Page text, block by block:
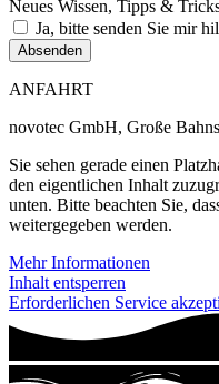
Neues Wissen, Tipps &
Ja, bitte senden Sie mir
Absenden
ANFAHRT
novotec GmbH, Große
Sie sehen gerade einen
den eigentlichen Inhalt
unten. Bitte beachten Sie,
weitergegeben werden.
Mehr Informationen
Inhalt entsperren
Erforderlichen Service